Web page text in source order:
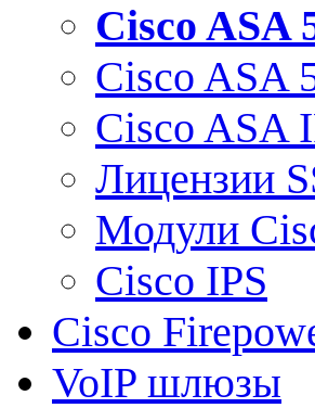
Cisco ASA
Cisco ASA
Cisco ASA
Лицензии
Модули
Cisco IPS
Cisco
VoIP шлюзы